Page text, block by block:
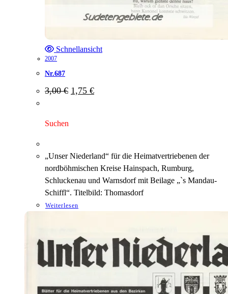
Schnellansicht
2007
Nr.687
3,00€ Ursprünglicher
Preis
1,75 €Aktueller
Preis
Suchen
„Unser Niederland“ für die Heimatvertriebenen der
nordböhmischen Kreise Hainspach, Rumburg,
Schluckenau und Warnsdorf mit Beilage „`s Mandau-
Schiffl“. Titelbild: Thomasdorf
Weiterlesen